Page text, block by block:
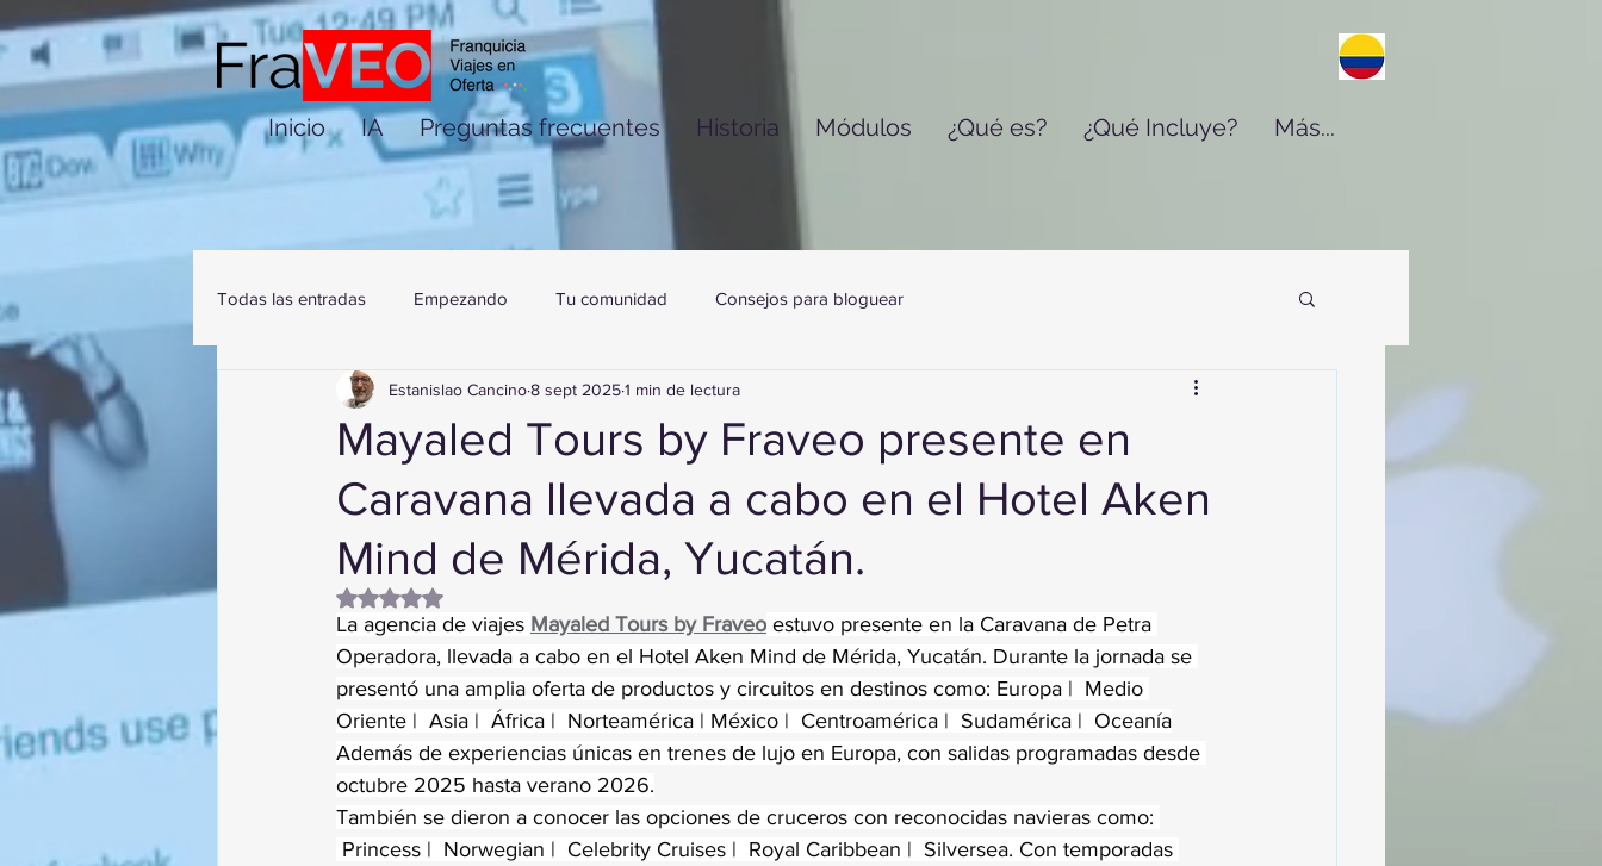
Inicio IA Preguntas frecuentes Historia Módulos ¿Qué es? ¿Qué Incluye? Más...
Todas las entradas Empezando Tu comunidad Consejos para bloguear
Mayaled Tours by Fraveo presente en
Caravana llevada a cabo en el Hotel Aken
Mind de Mérida, Yucatán.
Estanislao Cancino8 sept 20251 min de lectura
Obtuvo NaN de 5 estrellas.
La agencia de viajes Mayaled Tours by Fraveo estuvo presente en la Caravana de Petra
Operadora, llevada a cabo en el Hotel Aken Mind de Mérida, Yucatán. Durante la jornada se
presentó una amplia oferta de productos y circuitos en destinos como: Europa |  Medio
Oriente |  Asia |  África |  Norteamérica | México |  Centroamérica |  Sudamérica |  Oceanía
Además de experiencias únicas en trenes de lujo en Europa, con salidas programadas desde
octubre 2025 hasta verano 2026.
También se dieron a conocer las opciones de cruceros con reconocidas navieras como:
Princess |  Norwegian |  Celebrity Cruises |  Royal Caribbean |  Silversea. Con temporadas